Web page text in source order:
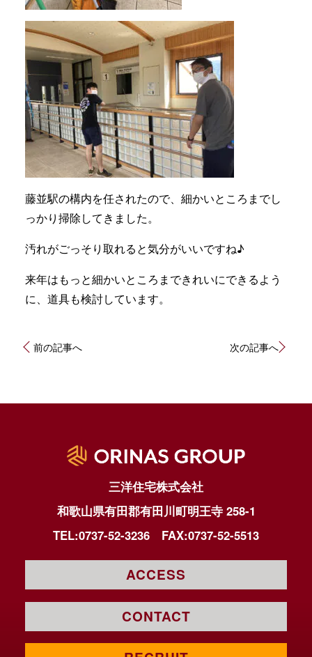
藤並駅の構内を任されたので、細かいところまでし
っかり掃除してきました。
汚れがごっそり取れると気分がいいですね♪
来年はもっと細かいところまできれいにできるよう
に、道具も検討しています。
投
稿
前の記事へ 次の記事へ
三洋住宅株式会社
和歌山県有田郡有田川町明王寺 258-1
TEL:0737-52-3236 FAX:0737-52-5513
ACCESS
CONTACT